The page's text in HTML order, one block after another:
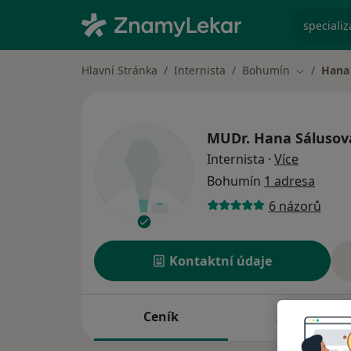
Hlavní Stránka Internista Bohumín Změna
MUDr. Hana
Internista · Více
Bohumín 1 adresa
6 názorů
Kontaktní údaje
Ceník Adresy